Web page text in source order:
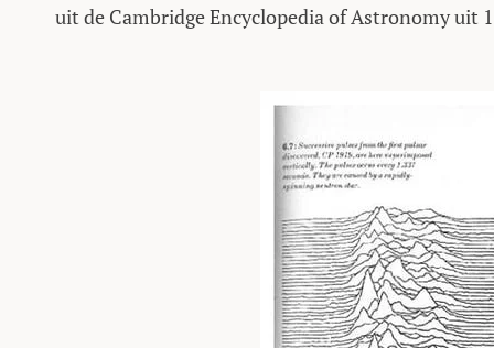
uit de Cambridge Encyclopedia of Astronomy